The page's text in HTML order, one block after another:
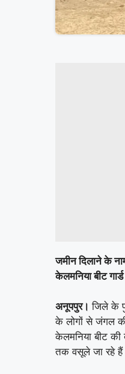
जमीन दिलाने के
केलमनिया बीट
अनूपपुर। जिले के
के लोगों से जंगल
केलमनिया बीट की
तक वसूले जा रहे